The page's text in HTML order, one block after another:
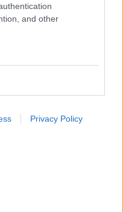
and other
Privacy Policy